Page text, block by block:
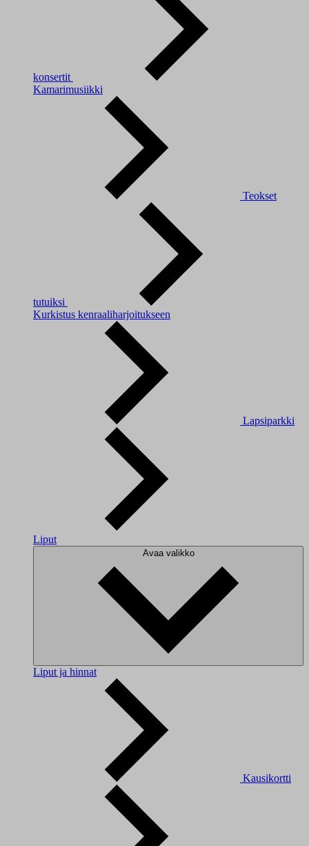
konsertit
Kamarimusiikki
Teokset
tutuiksi
Kurkistus kenraaliharjoitukseen
Lapsiparkki
Liput
Avaa valikko
Liput ja hinnat
Kausikortti